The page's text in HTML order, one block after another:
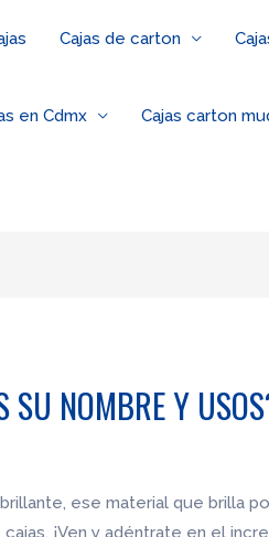
Cajas de carton
en Cdmx Cajas carton
SU NOMBRE Y
ese material que brilla
¡Ven y adéntrate en el